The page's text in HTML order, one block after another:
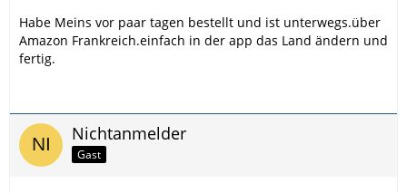
Habe Meins vor paar tagen bestellt und ist unterwegs.über
Amazon Frankreich.einfach in der app das Land ändern und
fertig.
Nichtanmelder
Gast